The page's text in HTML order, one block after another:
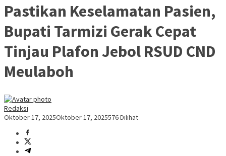
Pastikan Keselamatan Pasien,
Bupati Tarmizi Gerak Cepat
Tinjau Plafon Jebol RSUD CND
Meulaboh
Redaksi
Oktober 17, 2025Oktober 17, 2025576 Dilihat